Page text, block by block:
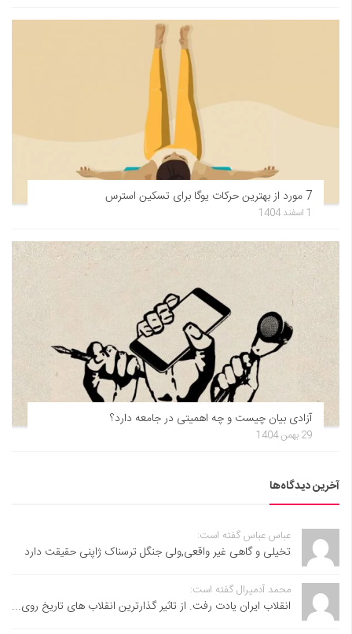
7 مورد از بهترین حرکات یوگا برای تسکین استرس
1 اسفند 1404
آزادی بیان چیست و چه اهمیتی در جامعه دارد؟
29 بهمن 1404
آخرین دیدگاه‌ها
عباس عباس گفته است:
تخیلی و گاهی غیر واقعی,ولی جنگل ترسناک ژاپنی حقیقت دارد
محمد آدمیرال گفته است:
انقلاب ایران یادت رفت. از تاثیر گذارترین انقلاب های تاریخ روی...